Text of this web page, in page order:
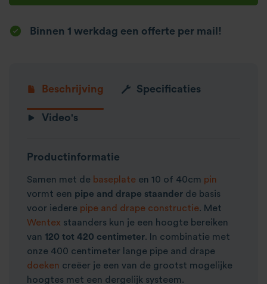
Binnen 1 werkdag een offerte per mail!
Beschrijving Specificaties
Video's
Productinformatie
Samen met de baseplate en 10 of 40cm pin
vormt een pipe and drape staander de basis
voor iedere pipe and drape constructie. Met
Wentex staanders kun je een hoogte bereiken
van 120 tot 420 centimeter. In combinatie met
onze 400 centimeter lange pipe and drape
doeken creëer je een van de grootst mogelijke
hoogtes met een dergelijk systeem.